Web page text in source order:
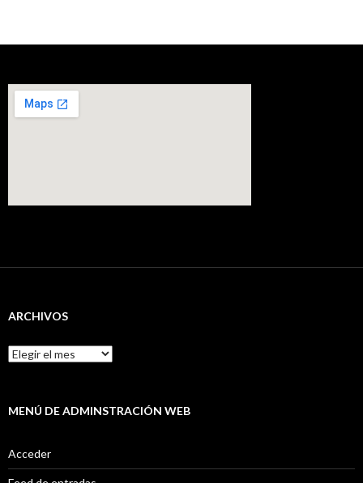
ARCHIVOS
Archivos
MENÚ DE ADMINSTRACIÓN WEB
Acceder